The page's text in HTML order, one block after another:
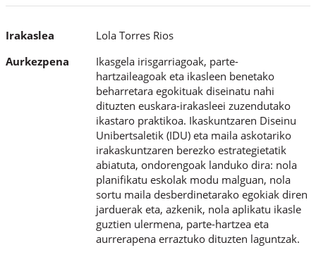
Irakaslea
Lola Torres Rios
Aurkezpena
Ikasgela irisgarriagoak, parte-
hartzaileagoak eta ikasleen benetako
beharretara egokituak diseinatu nahi
dituzten euskara-irakasleei zuzendutako
ikastaro praktikoa. Ikaskuntzaren Diseinu
Unibertsaletik (IDU) eta maila askotariko
irakaskuntzaren berezko estrategietatik
abiatuta, ondorengoak landuko dira: nola
planifikatu eskolak modu malguan, nola
sortu maila desberdinetarako egokiak diren
jarduerak eta, azkenik, nola aplikatu ikasle
guztien ulermena, parte-hartzea eta
aurrerapena erraztuko dituzten laguntzak.